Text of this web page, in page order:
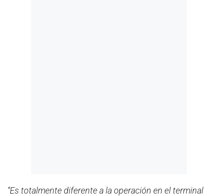
“Es totalmente diferente a la operación en el terminal